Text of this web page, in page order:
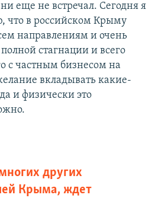
еще не встречал. Сегодня я
что в российском Крыму
направлениям и очень
стагнации и всего
с частным бизнесом на
вкладывать какие-
и физически это
других
Крыма, ждет